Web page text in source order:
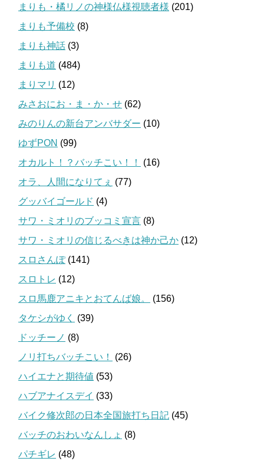
まりも・橘リノの神様仏様視聴者様 (201)
まりも予備校 (8)
まりも神話 (3)
まりも道 (484)
まりマリ (12)
みさおにお・ま・か・せ (62)
みのりんの新台アンバサダー (10)
ゆずPON (99)
オカルト！？バッチこい！！
(16)
オラ、人間になりてぇ (77)
グッバイゴールド (4)
サワ・ミオリのブッコミ宣言 (8)
サワ・ミオリの信じるべきは神か己か (12)
スロさんぽ(141)
スロトレ (12)
スロ馬鹿アニキとおてんば娘。
(156)
タケシがゆく
(39)
ドッチーノ (8)
ノリ打ちバッチこい！
(26)
ハイエナと期待値 (53)
ハブアナイスデイ (33)
バイク修次郎の日本全国旅打ち日記 (45)
バッチのおわいなんしょ (8)
パチギレ (48)